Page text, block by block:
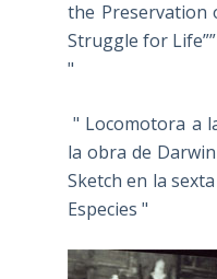
the Preservation
Struggle for Life””
"
" Locomotora a
la obra de
Sketch en la
Especies "